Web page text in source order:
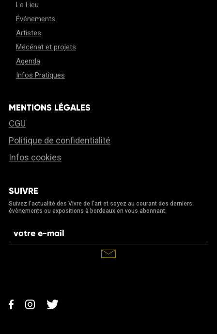
Le Lieu
Événements
Artistes
Mécénat et projets
Agenda
Infos Pratiques
MENTIONS LÉGALES
CGU
Politique de confidentialité
Infos cookies
SUIVRE
Suivez l’actualité des Vivre de l’art et soyez au courant des derniers
évènements ou expositions à bordeaux en vous abonnant.